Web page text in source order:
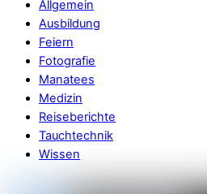
Allgemein
Ausbildung
Feiern
Fotografie
Manatees
Medizin
Reiseberichte
Tauchtechnik
Wissen